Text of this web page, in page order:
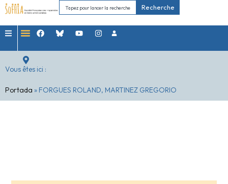
Recherche
Vous êtes ici :
Portada » FORGUES ROLAND, MARTINEZ GREGORIO